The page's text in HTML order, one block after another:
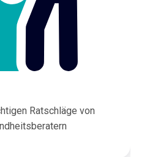
Ratschläge von